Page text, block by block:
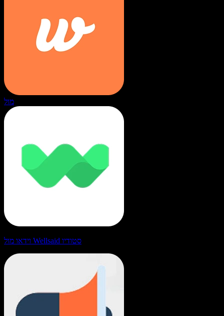
מול
וידאו מול Wellsaid סטודיו